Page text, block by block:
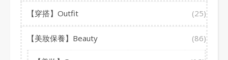
【穿搭】Outfit (25)
【美妝保養】Beauty (86)